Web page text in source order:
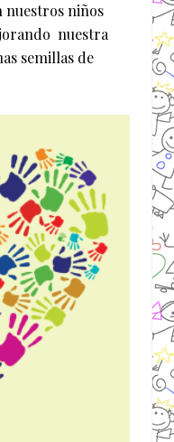
nuestros niños
nuestra
semillas de